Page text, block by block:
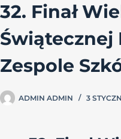
32. Finał
Świątecznej
Zespole
ADMIN ADMIN 3